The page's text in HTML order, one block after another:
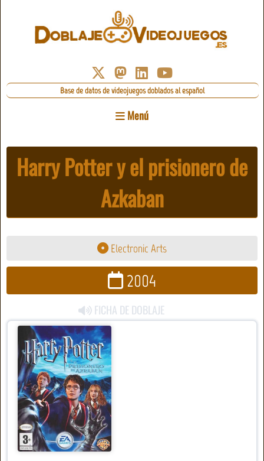
Base de datos de videojuegos doblados al español
Menú
Harry Potter y el prisionero de
Azkaban
Electronic Arts
2004
FICHA DE DOBLAJE